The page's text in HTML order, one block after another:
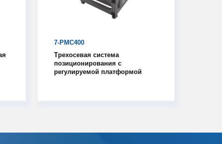
7-PMC400
Трехосевая система
позиционирования с
регулируемой платформой